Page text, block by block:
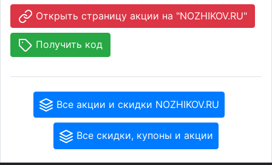
Открыть страницу акции на "NOZHIKOV.RU"
Получить код
Все акции и скидки NOZHIKOV.RU
Все скидки, купоны и акции